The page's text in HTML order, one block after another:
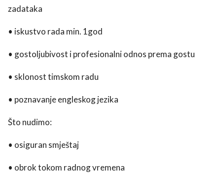
zadataka
• iskustvo rada min. 1god
• gostoljubivost i profesionalni odnos prema gostu
• sklonost timskom radu
• poznavanje engleskog jezika
Što nudimo:
• osiguran smještaj
• obrok tokom radnog vremena